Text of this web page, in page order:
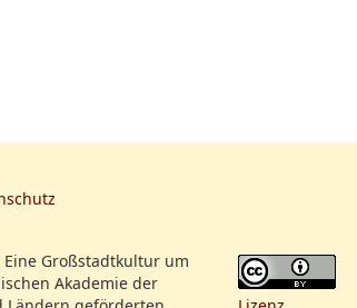
Eine Großstadtkultur um
Akademie der